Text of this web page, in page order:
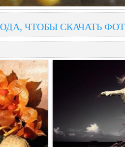
ЧТОБЫ СКАЧАТЬ